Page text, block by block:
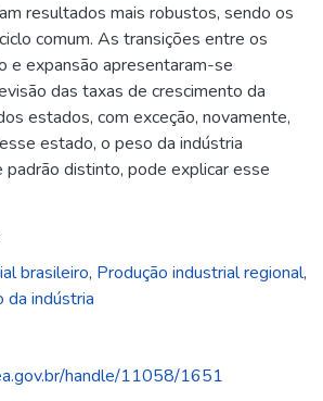
resultados mais robustos, sendo os
comum. As transições entre os
e expansão apresentaram-se
das taxas de crescimento da
estados, com exceção, novamente,
estado, o peso da indústria
distinto, pode explicar esse
brasileiro, Produção industrial regional,
da indústria
handle/11058/1651